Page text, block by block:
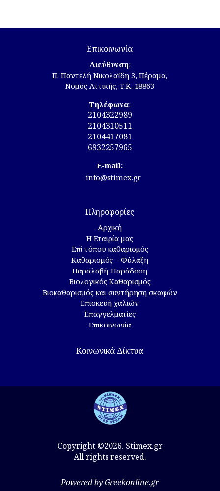
Επικοινωνία
Διεύθυνση:
Π. Παντελή Νικολαΐδη 3, Πέραμα,
Νομός Αττικής, Τ.Κ. 18863
Τηλέφωνα:
2104322989
2104310511
2104417081
6932257965
E-mail:
info@stimex.gr
Πληροφορίες
Αρχική
Η Εταιρία μας
Επί τόπου καθαρισμός
Καθαρισμός – Φύλαξη
Παραλαβή-Παράδοση
Βιολογικός Καθαρισμός
Βιοκαθαρισμός και συντήρηση σκαφών
Επισκευή χαλιών
Επαγγελματίες
Επικοινωνία
Κοινωνικά Δίκτυα
Copyright ©2026. Stimex.gr
All rights reserved.
Powered by Greekonline.gr